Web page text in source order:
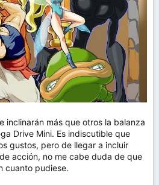
inclinarán más que otros la balanza
Drive Mini. Es indiscutible que
gustos, pero de llegar a incluir
acción, no me cabe duda de que
cuanto pudiese.